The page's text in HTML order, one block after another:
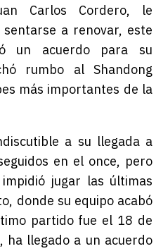
Carlos Cordero, le
a renovar, este
un acuerdo para su
rumbo al Shandong
más importantes de la
a su llegada a
en el once, pero
jugar las últimas
donde su equipo acabó
partido fue el 18 de
ha llegado a un acuerdo